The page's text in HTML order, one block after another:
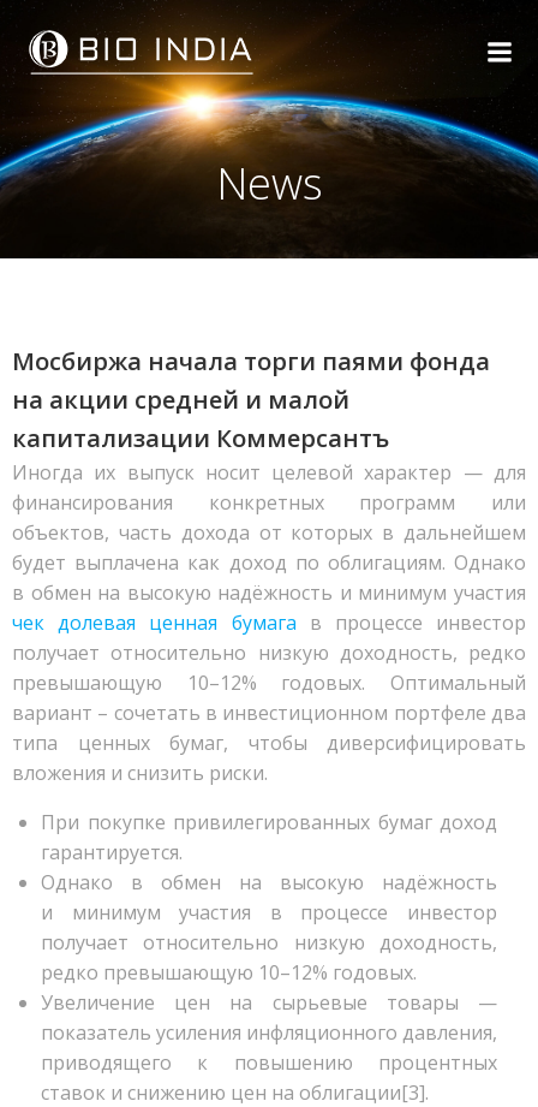
Skip
to
content
News
Мосбиржа начала торги паями фонда
на акции средней и малой
капитализации Коммерсантъ
Иногда их выпуск носит целевой характер — для
финансирования конкретных программ или
объектов, часть дохода от которых в дальнейшем
будет выплачена как доход по облигациям. Однако
в обмен на высокую надёжность и минимум участия
чек долевая ценная бумага в процессе инвестор
получает относительно низкую доходность, редко
превышающую 10–12% годовых. Оптимальный
вариант – сочетать в инвестиционном портфеле два
типа ценных бумаг, чтобы диверсифицировать
вложения и снизить риски.
При покупке привилегированных бумаг доход
гарантируется.
Однако в обмен на высокую надёжность
и минимум участия в процессе инвестор
получает относительно низкую доходность,
редко превышающую 10–12% годовых.
Увеличение цен на сырьевые товары —
показатель усиления инфляционного давления,
приводящего к повышению процентных
ставок и снижению цен на облигации[3].